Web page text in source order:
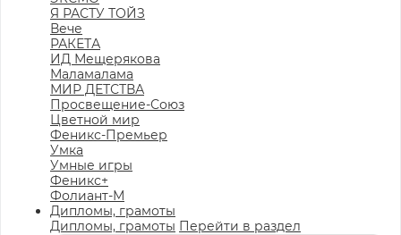
Я РАСТУ ТОЙЗ
Вече
РАКЕТА
ИД Мещерякова
Маламалама
МИР ДЕТСТВА
Просвещение-Союз
Цветной мир
Феникс-Премьер
Умка
Умные игры
Феникс+
Фолиант-М
Дипломы, грамоты
Дипломы, грамоты Перейти в раздел